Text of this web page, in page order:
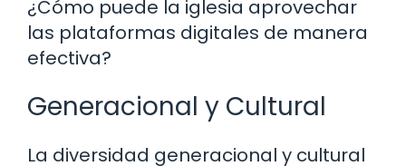
¿Cómo puede la iglesia aprovechar
las plataformas digitales de manera
efectiva?
Generacional y Cultural
La diversidad generacional y cultural